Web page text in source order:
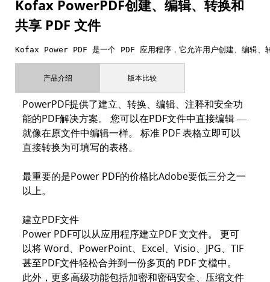
Kofax PowerPDF创建、编辑、转换和
共享 PDF 文件
Kofax Power PDF 是一个 PDF 应用程序，它允许用户创建、编辑、
产品介绍 版本比较
PowerPDF提供了建立、转换、编辑、注释和安全功
能的PDF解决方案。 您可以在PDF文件中直接编辑 —
就像在原文件中编辑一样。 标准 PDF 表格立即可以
直接转换为可填写的表格。
最重要的是Power PDF的价格比Adobe要低三分之一
以上。
建立PDF文件
Power PDF可以从应用程序建立PDF 文文件。 更可
以将 Word、PowerPoint、Excel、Visio、JPG、TIF
甚至PDF文件轻松合并到一份多页的 PDF 文檔中。
此外，更多高级功能包括加密和密码安全、压缩文件